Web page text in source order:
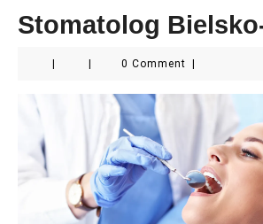
Stomatolog
0 Comment